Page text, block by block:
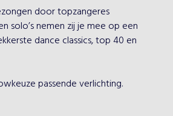
door topzangeres
solo’s nemen zij je mee op een
dance classics, top 40 en
passende verlichting.